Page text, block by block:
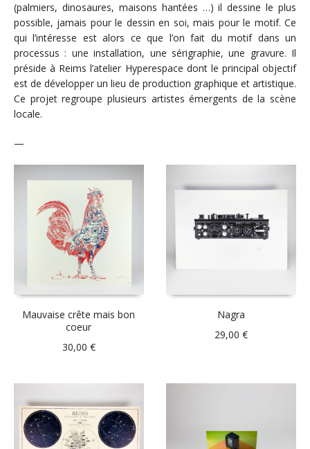
(palmiers, dinosaures, maisons hantées …) il dessine le plus
possible, jamais pour le dessin en soi, mais pour le motif. Ce
qui l’intéresse est alors ce que l’on fait du motif dans un
processus : une installation, une sérigraphie, une gravure. Il
préside à Reims l’atelier Hyperespace dont le principal objectif
est de développer un lieu de production graphique et artistique.
Ce projet regroupe plusieurs artistes émergents de la scène
locale.
—
Mauvaise crête mais bon
coeur
30,00 €
Nagra
29,00€